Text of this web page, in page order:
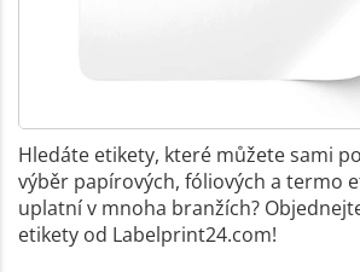
Hledáte etikety, které můžete sami
výběr papírových, fóliových a termo
uplatní v mnoha branžích?
etikety od Labelprint24.com!